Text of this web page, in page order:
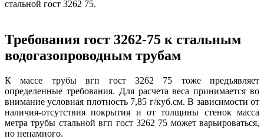
стальной гост 3262 75.
Требования гост 3262-75 к стальным
водогазопроводным трубам
К массе трубы вгп гост 3262 75 тоже предъявляет
определенные требования. Для расчета веса принимается во
внимание условная плотность 7,85 г/куб.см. В зависимости от
наличия-отсутствия покрытия и от толщины стенок масса
метра трубы стальной вгп гост 3262 75 может варьироваться,
но ненамного.